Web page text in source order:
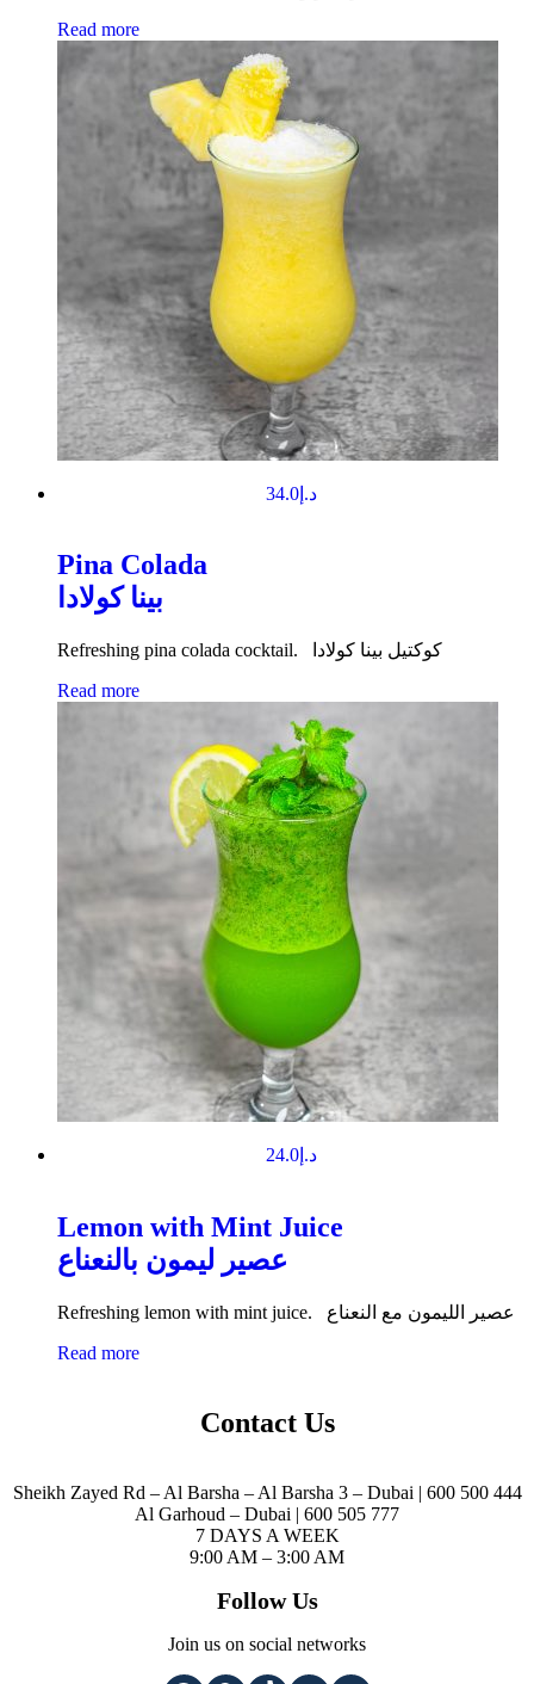
Read more
د.إ34.0
Pina Colada
بينا كولادا
Refreshing pina colada cocktail. كوكتيل بينا كولادا
Read more
د.إ24.0
Lemon with Mint Juice
عصير ليمون بالنعناع
Refreshing lemon with mint juice. عصير الليمون مع النعناع
Read more
Contact Us
Sheikh Zayed Rd – Al Barsha – Al Barsha 3 – Dubai | 600 500 444
Al Garhoud – Dubai | 600 505 777
7 DAYS A WEEK
9:00 AM – 3:00 AM
Follow Us
Join us on social networks